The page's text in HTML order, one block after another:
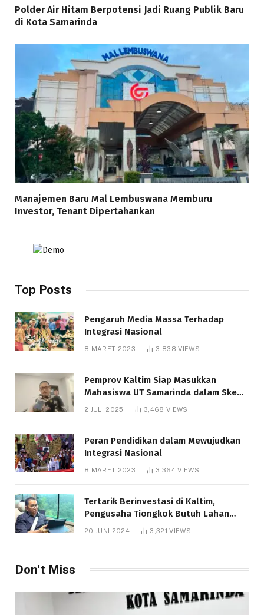
Polder Air Hitam Berpotensi Jadi Ruang Publik Baru
di Kota Samarinda
Manajemen Baru Mal Lembuswana Memburu
Investor, Tenant Dipertahankan
Top Posts
Pengaruh Media Massa Terhadap
Integrasi Nasional
8 MARET 2023 3,838VIEWS
Pemprov Kaltim Siap Masukkan
Mahasiswa UT Samarinda dalam Skema
Bantuan Pendidikan Gratispol
2 JULI 2025 3,468 VIEWS
Peran Pendidikan dalam Mewujudkan
Integrasi Nasional
8 MARET 2023 3,364VIEWS
Tertarik Berinvestasi di Kaltim,
Pengusaha Tiongkok Butuh Lahan
20 JUNI 2024 3,321VIEWS
Don't Miss